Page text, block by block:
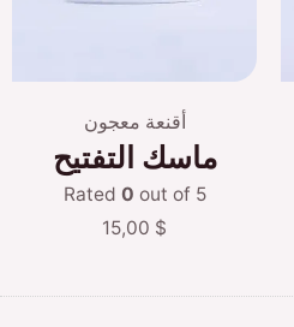
أقنعة معجون
ماسك التفتيح
Rated 0 out of 5
15,00 $